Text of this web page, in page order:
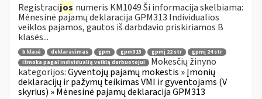
Registracijos numeris KM1049 Ši informacija skelbiama:
Mėnesinė pajamų deklaracija GPM313 Individualios
veiklos pajamos, gautos iš darbdavio priskiriamos B
klasės...
b klasė deklaravimas gpm gpm313 gpmį 22 str
gpmį 24 str
išmoka pagal individualią veiklą darbuotojui
Mokesčių žinyno
kategorijos:Gyventojų pajamų mokestis » Įmonių
deklaracijų ir pažymų teikimas VMI ir gyventojams (V
skyrius) » Mėnesinė pajamų deklaracija GPM313